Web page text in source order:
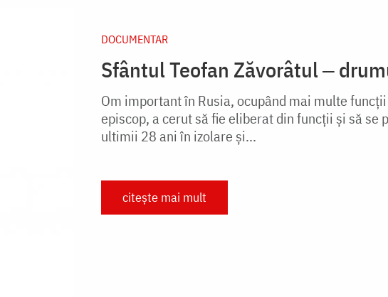
DOCUMENTAR
Sfântul Teofan Zăvorâtul ‒
Om important în Rusia, ocupând mai multe
episcop, a cerut să fie eliberat din funcții și să se
ultimii 28 ani în izolare și...
citește mai mult